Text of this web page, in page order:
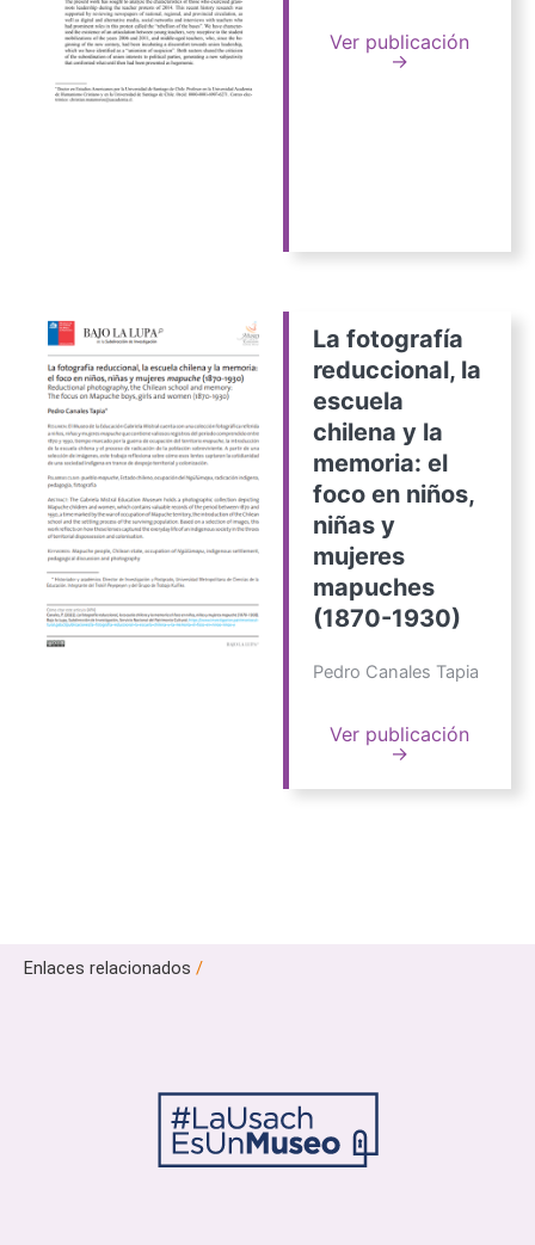
Ver publicación
→
La fotografía
reduccional, la
escuela
chilena y la
memoria: el
foco en niños,
niñas y
mujeres
mapuches
(1870-1930)
Pedro Canales Tapia
Ver publicación
→
Enlaces relacionados /